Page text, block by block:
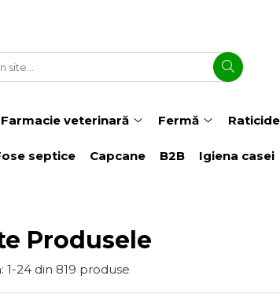
Farmacie veterinară Fermă
septice Capcane B2B Igiena casei
Produsele
1-24 din 819 produse